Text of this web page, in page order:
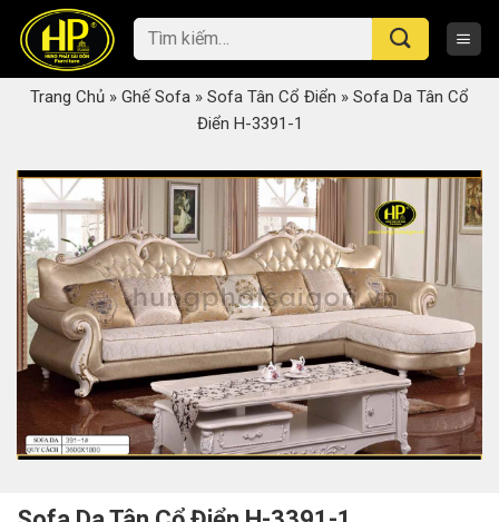
content
Tìm
kiếm:
Trang Chủ » Ghế Sofa » Sofa Tân Cổ Điển » Sofa Da Tân Cổ
Điển H-3391-1